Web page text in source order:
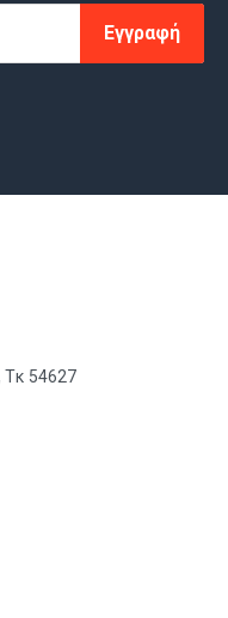
Εγγραφή
Τκ 54627